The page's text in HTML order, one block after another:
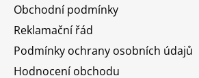
Obchodní podmínky
Reklamační řád
Podmínky ochrany osobních údajů
Hodnocení obchodu